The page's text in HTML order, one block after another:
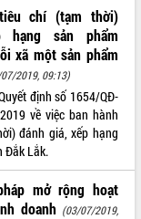
chí (tạm thời)
hạng sản phẩm
xã một sản phẩm
2019, 09:13)
định số 1654/QĐ-
về việc ban hành
đánh giá, xếp hạng
Đắk Lắk.
mở rộng hoạt
doanh (03/07/2019,